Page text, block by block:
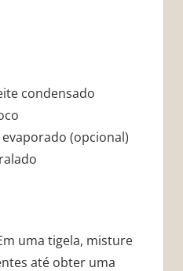
condensado
(opcional)
uma tigela, misture
até obter uma